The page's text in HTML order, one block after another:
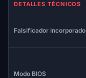
DETALLES TÉCNICOS
Falsificador incorporado
Modo BIOS